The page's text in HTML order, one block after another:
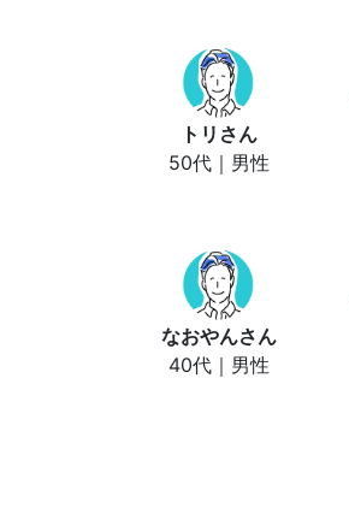
トリ さん
50代｜男性
なおやんさん
40代｜男性